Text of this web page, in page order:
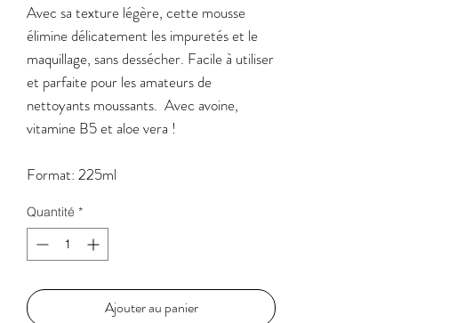
Avec sa texture légère, cette mousse
élimine délicatement les impuretés et le
maquillage, sans dessécher. Facile à utiliser
et parfaite pour les amateurs de
nettoyants moussants. Avec avoine,
vitamine B5 et aloe vera !
Format: 225ml
Quantité *
Ajouter au panier